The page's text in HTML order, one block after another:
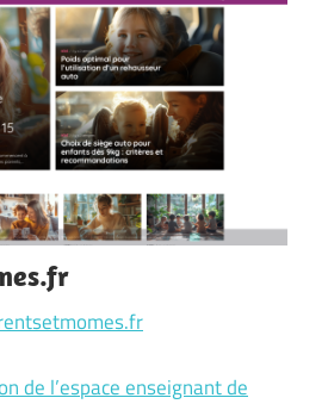
de l’espace enseignant de